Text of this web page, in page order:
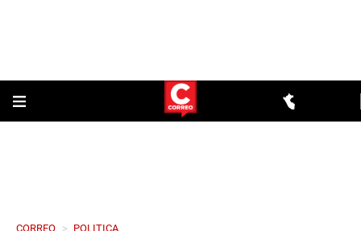
CORREO > POLITICA